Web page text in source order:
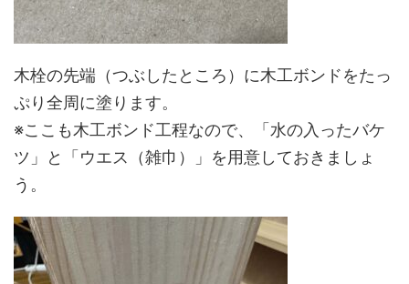
木栓の先端（つぶしたところ）に木工ボンドをたっ
ぷり全周に塗ります。
※ここも木工ボンド工程なので、「水の入ったバケ
ツ」と「ウエス（雑巾）」を用意しておきましょ
う。